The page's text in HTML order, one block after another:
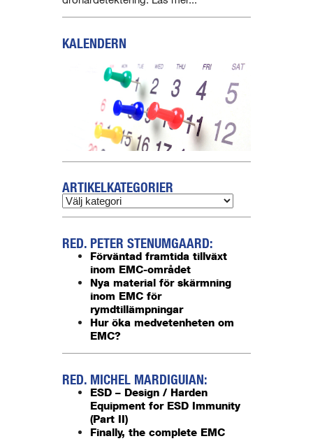
KALENDERN
ARTIKELKATEGORIER
RED. PETER STENUMGAARD:
Förväntad framtida tillväxt
inom EMC-området
Nya material för skärmning
inom EMC för
rymdtillämpningar
Hur öka medvetenheten om
EMC?
RED. MICHEL MARDIGUIAN:
ESD – Design / Harden
Equipment for ESD Immunity
(Part II)
Finally, the complete EMC